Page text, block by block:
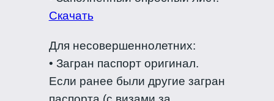
Скачать
Для несовершеннолетних:
• Загран паспорт оригинал.
Если ранее были другие загран